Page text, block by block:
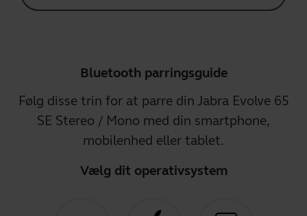
Bluetooth parringsguide
Følg disse trin for at parre din Jabra Evolve 65
SE Stereo / Mono med din smartphone,
mobilenhed eller tablet.
Vælg dit operativsystem